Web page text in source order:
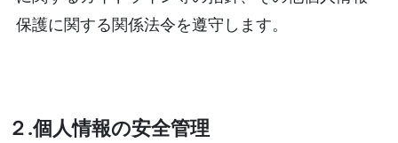
保護に関する関係法令を遵守します。
２.個人情報の安全管理